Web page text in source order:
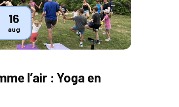
16
aug
l’air : Yoga en